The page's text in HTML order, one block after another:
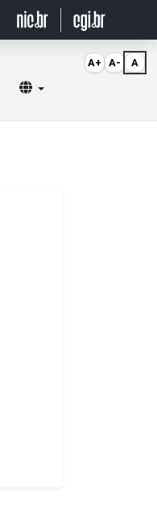
Selecionar idioma
A+ A- A